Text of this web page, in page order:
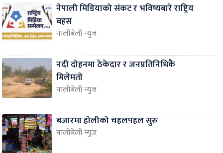
नेपाली मिडियाको संकट र भविष्यबारे राष्ट्रिय
बहस
नालीबेली न्युज
नदी दोहनमा ठेकेदार र जनप्रतिनिधिकै
मिलेमतो
नालीबेली न्युज
बजारमा होलीको चहलपहल सुरु
नालीबेली न्युज